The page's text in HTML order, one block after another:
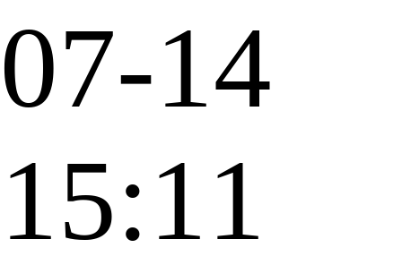
07-14
15:11